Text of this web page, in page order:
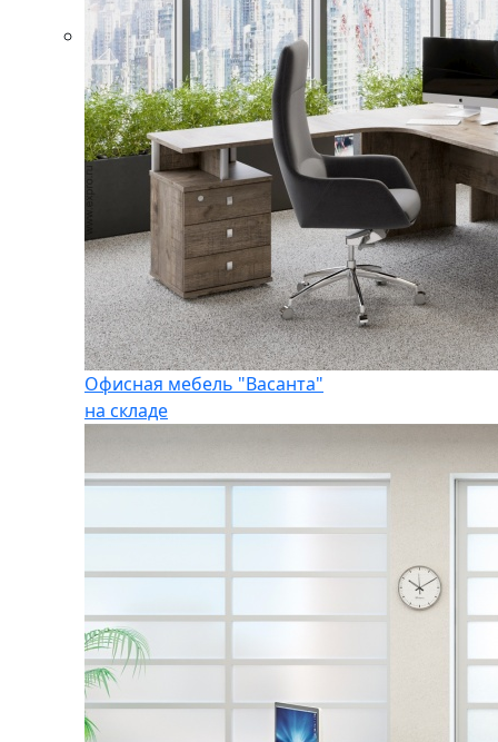
Офисная мебель "Васанта"
на складе